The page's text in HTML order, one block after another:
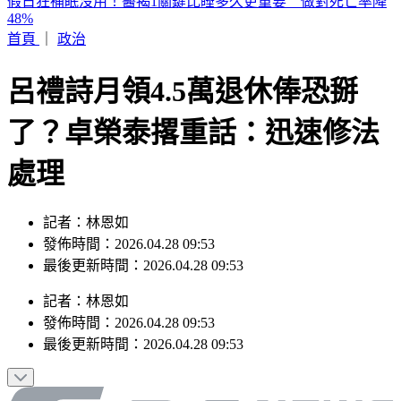
透
首頁 ｜ 政治
呂禮詩月領4.5萬退休俸恐掰
了？卓榮泰撂重話：迅速修法
處理
記者：林恩如
發佈時間：2026.04.28 09:53
最後更新時間：2026.04.28 09:53
記者 ： 林恩如
發佈時間： 2026.04.28 09:53
最後更新時間： 2026.04.28 09:53